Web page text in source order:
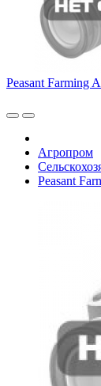
Peasant Farming
Агропром
Peasant